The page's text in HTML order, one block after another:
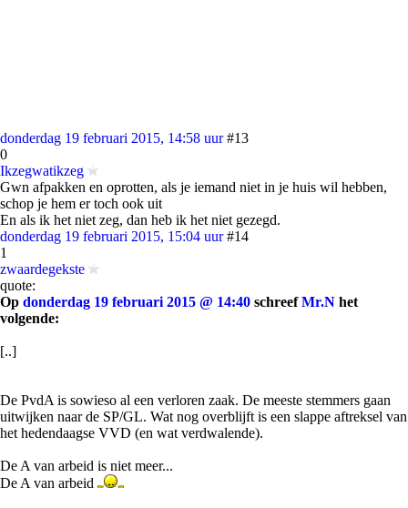
donderdag 19 februari 2015, 14:58 uur #13
0
Ikzegwatikzeg
Gwn afpakken en oprotten, als je iemand niet in je huis wil hebben,
schop je hem er toch ook uit
En als ik het niet zeg, dan heb ik het niet gezegd.
donderdag 19 februari 2015, 15:04 uur #14
1
zwaardegekste
quote:
Op donderdag 19 februari 2015 @ 14:40 schreefMr.N het
volgende:
[..]
De PvdA is sowieso al een verloren zaak. De meeste stemmers gaan
uitwijken naar de SP/GL. Wat nog overblijft is een slappe aftreksel van
het hedendaagse VVD (en wat verdwalende).
De A van arbeid is niet meer...
De A van arbeid